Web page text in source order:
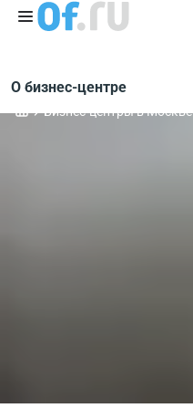
О бизнес-центре
Бизнес-центры в Москве